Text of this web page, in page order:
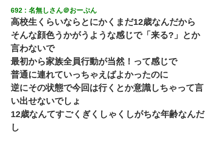
692 名無しさん＠おーぷん
高校生くらいならとにかくまだ12歳なんだから
そんな顔色うかがうような感じで「来る?」とか
言わないで
最初から家族全員行動が当然！って感じで
普通に連れていっちゃえばよかったのに
逆にその状態で今回は行くとか意識しちゃって言
い出せないでしょ
12歳なんてすごくぎくしゃくしがちな年齢なんだ
し